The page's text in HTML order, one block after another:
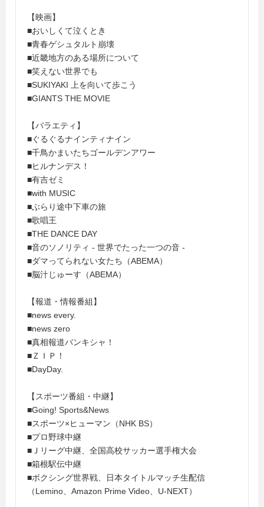
【映画】
■おいしくて泣くとき
■青春ゲシュタルト崩壊
■近畿地方のある場所について
■笑えない世界でも
■SUKIYAKI 上を向いて歩こう
■GIANTS THE MOVIE
【バラエティ】
■ぐるぐるナインティナイン
■千鳥かまいたちゴールデンアワー
■ヒルナンデス！
■有吉ゼミ
■with MUSIC
■ぶらり途中下車の旅
■歌唱王
■THE DANCE DAY
■音のソノリティ - 世界でたった一つの音 -
■ダマってられない女たち（ABEMA）
■脳汁じゅーす（ABEMA）
【報道・情報番組】
■news every.
■news zero
■真相報道バンキシャ！
■ＺＩＰ！
■DayDay.
【スポーツ番組・中継】
■Going! Sports&News
■スポーツ×ヒューマン（NHK BS）
■プロ野球中継
■Ｊリーグ中継、全国高校サッカー選手権大会
■箱根駅伝中継
■ボクシング世界戦、日本タイトルマッチ生配信
（Lemino、Amazon Prime Video、U-NEXT）